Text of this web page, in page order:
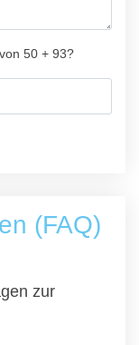
50 + 93?
(FAQ)
zur